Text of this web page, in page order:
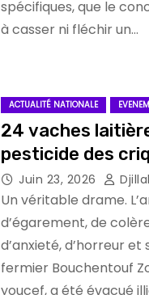
spécifiques, que le
à casser ni fléchir un…
ACTUALITÉ NATIONALE
24 vaches
pesticide des
Juin 23, 2026
Un véritable drame.
d’égarement, de
d’anxieté, d’horreur
fermier Bouchentouf
youcef, a été évacué